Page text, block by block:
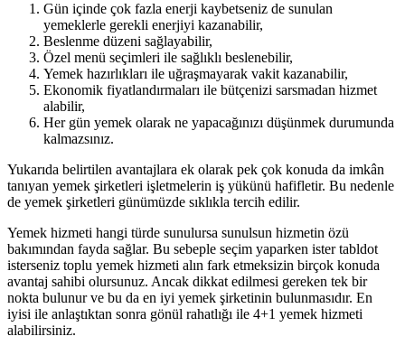
Gün içinde çok fazla enerji kaybetseniz de sunulan
yemeklerle gerekli enerjiyi kazanabilir,
Beslenme düzeni sağlayabilir,
Özel menü seçimleri ile sağlıklı beslenebilir,
Yemek hazırlıkları ile uğraşmayarak vakit kazanabilir,
Ekonomik fiyatlandırmaları ile bütçenizi sarsmadan hizmet
alabilir,
Her gün yemek olarak ne yapacağınızı düşünmek durumunda
kalmazsınız.
Yukarıda belirtilen avantajlara ek olarak pek çok konuda da imkân
tanıyan yemek şirketleri işletmelerin iş yükünü hafifletir. Bu nedenle
de yemek şirketleri günümüzde sıklıkla tercih edilir.
Yemek hizmeti hangi türde sunulursa sunulsun hizmetin özü
bakımından fayda sağlar. Bu sebeple seçim yaparken ister tabldot
isterseniz toplu yemek hizmeti alın fark etmeksizin birçok konuda
avantaj sahibi olursunuz. Ancak dikkat edilmesi gereken tek bir
nokta bulunur ve bu da en iyi yemek şirketinin bulunmasıdır. En
iyisi ile anlaştıktan sonra gönül rahatlığı ile 4+1 yemek hizmeti
alabilirsiniz.